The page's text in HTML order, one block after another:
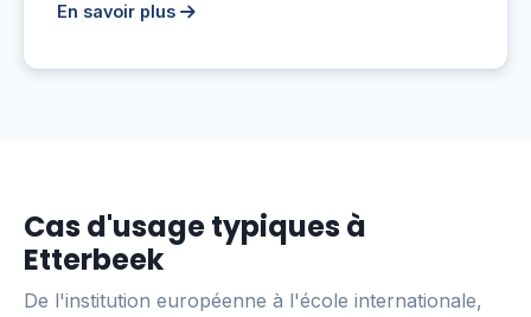
En savoir plus
Cas d'usage typiques à
Etterbeek
De l'institution européenne à l'école internationale,